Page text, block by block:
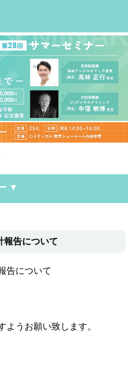
▼
告について
告について
ようお願い致します。